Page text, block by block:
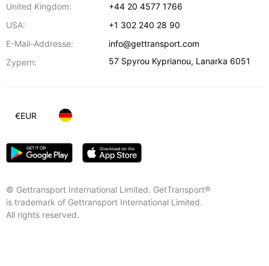
United Kingdom:
+44 20 4577 1766
USA:
+1 302 240 28 90
E-Mail-Addresse:
info@gettransport.com
Zypern:
57 Spyrou Kyprianou, Lanarka 6051
© Gettransport International Limited. GetTransport®
is trademark of Gettransport International Limited.
All rights reserved.
€EUR